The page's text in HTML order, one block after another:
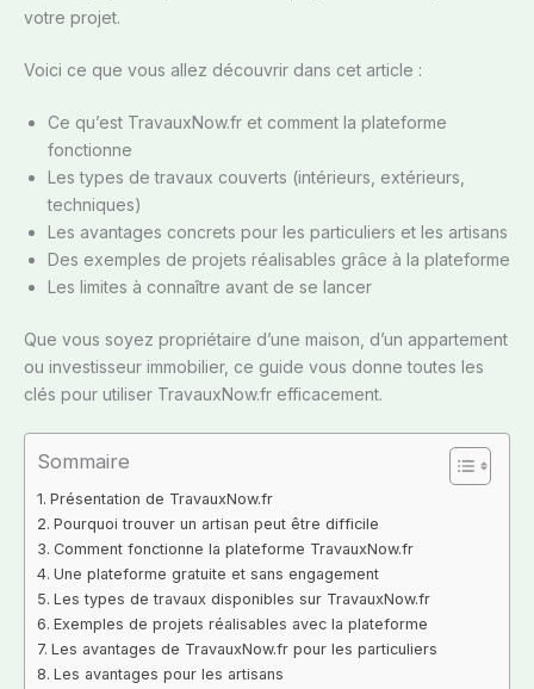
votre projet.
Voici ce que vous allez découvrir dans cet article :
Ce qu’est TravauxNow.fr et comment la plateforme
fonctionne
Les types de travaux couverts (intérieurs, extérieurs,
techniques)
Les avantages concrets pour les particuliers et les artisans
Des exemples de projets réalisables grâce à la plateforme
Les limites à connaître avant de se lancer
Que vous soyez propriétaire d’une maison, d’un appartement
ou investisseur immobilier, ce guide vous donne toutes les
clés pour utiliser TravauxNow.fr efficacement.
Sommaire
Présentation de TravauxNow.fr
Pourquoi trouver un artisan peut être difficile
Comment fonctionne la plateforme TravauxNow.fr
Une plateforme gratuite et sans engagement
Les types de travaux disponibles sur TravauxNow.fr
Exemples de projets réalisables avec la plateforme
Les avantages de TravauxNow.fr pour les particuliers
Les avantages pour les artisans